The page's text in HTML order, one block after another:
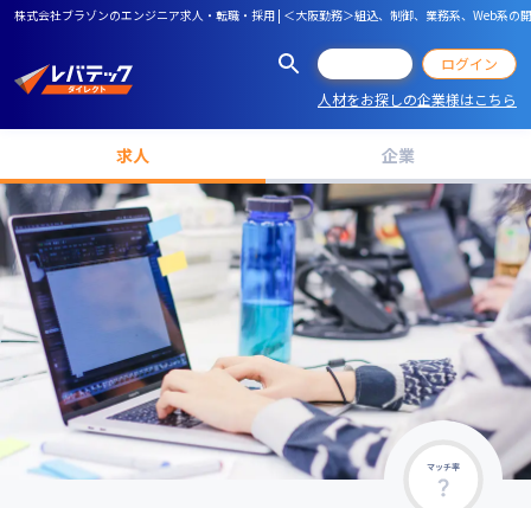
株式会社ブラゾンのエンジニア求人・転職・採用 | ＜大阪勤務＞組込、制御、業務系、Web系
ログイン
人材をお探しの企業様はこちら
求人 企業
マッチ率